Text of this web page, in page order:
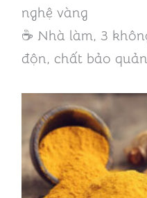
nghệ vàng
☕ Nhà làm, 3
độn, chất bảo